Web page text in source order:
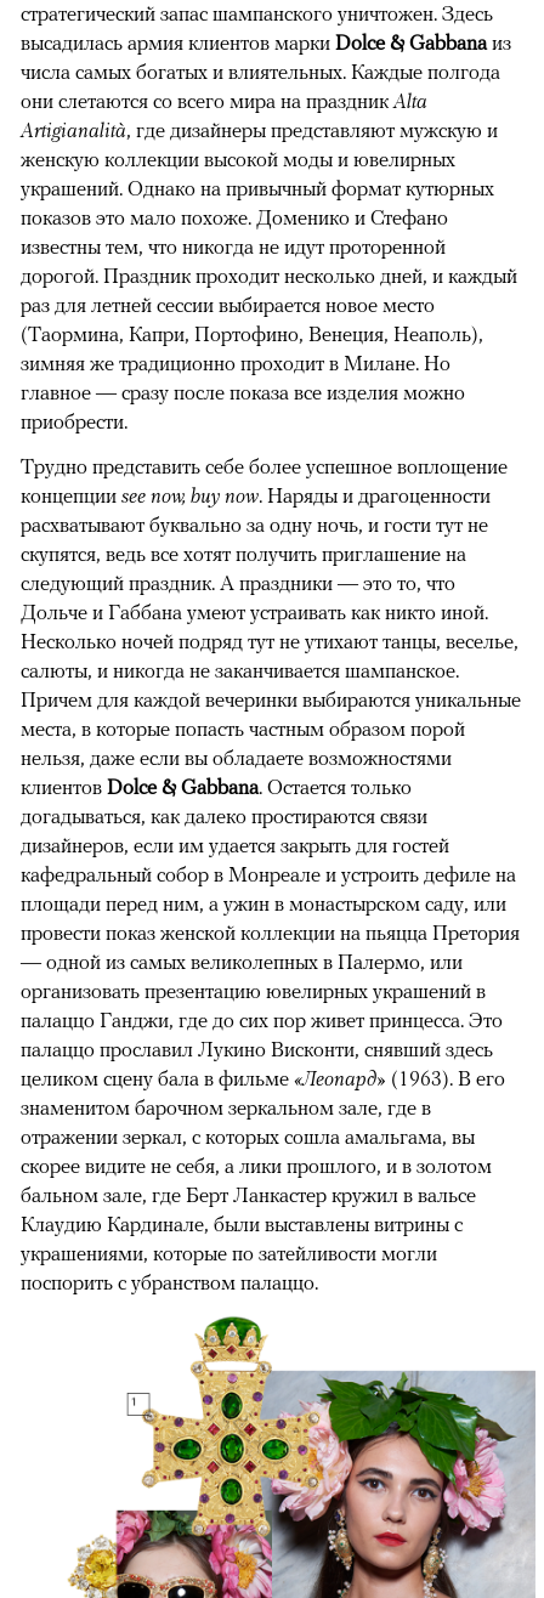
стратегический запас шампанского уничтожен. Здесь
высадилась армия клиентов марки Dolce & Gabbanaиз
числа самых богатых и влиятельных. Каждые полгода
они слетаются со всего мира на праздникAlta
Artigianalità, где дизайнеры представляют мужскую и
женскую коллекции высокой моды и ювелирных
украшений. Однако на привычный формат кутюрных
показов это мало похоже. Доменико и Стефано
известны тем, что никогда не идут проторенной
дорогой. Праздник проходит несколько дней, и каждый
раз для летней сессии выбирается новое место
(Таормина, Капри, Портофино, Венеция, Неаполь),
зимняя же традиционно проходит в Милане. Но
главное — сразу после показа все изделия можно
приобрести.
Трудно представить себе более успешное воплощение
концепции see now, buy now. Наряды и драгоценности
расхватывают буквально за одну ночь, и гости тут не
скупятся, ведь все хотят получить приглашение на
следующий праздник. А праздники — это то, что
Дольче и Габбана умеют устраивать как никто иной.
Несколько ночей подряд тут не утихают танцы, веселье,
салюты, и никогда не заканчивается шампанское.
Причем для каждой вечеринки выбираются уникальные
места, в которые попасть частным образом порой
нельзя, даже если вы обладаете возможностями
клиентов Dolce & Gabbana. Остается только
догадываться, как далеко простираются связи
дизайнеров, если им удается закрыть для гостей
кафедральный собор в Монреале и устроить дефиле на
площади перед ним, а ужин в монастырском саду, или
провести показ женской коллекции на пьяцца Претория
— одной из самых великолепных в Палермо, или
организовать презентацию ювелирных украшений в
палаццо Ганджи, где до сих пор живет принцесса. Это
палаццо прославил Лукино Висконти, снявший здесь
целиком сцену бала в фильме «Леопард» (1963). В его
знаменитом барочном зеркальном зале, где в
отражении зеркал, с которых сошла амальгама, вы
скорее видите не себя, а лики прошлого, и в золотом
бальном зале, где Берт Ланкастер кружил в вальсе
Клаудию Кардинале, были выставлены витрины с
украшениями, которые по затейливости могли
поспорить с убранством палаццо.